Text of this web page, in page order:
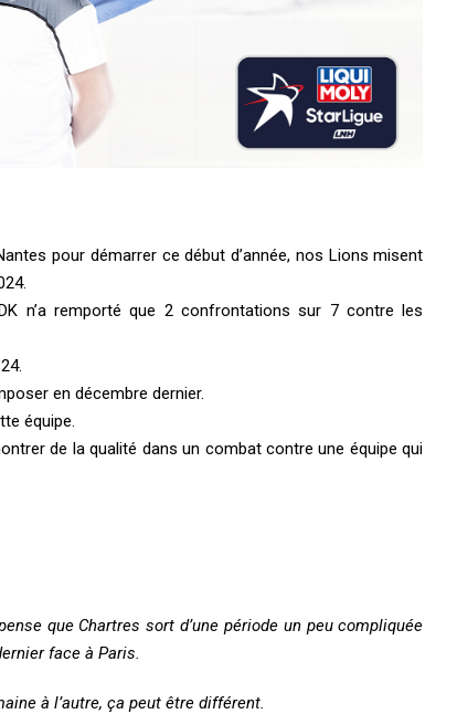
pour démarrer ce début d’année, nos Lions misent
n’a remporté que 2 confrontations sur 7 contre les
en décembre dernier.
équipe.
de la qualité dans un combat contre une équipe qui
que Chartres sort d’une période un peu compliquée
face à Paris.
à l’autre, ça peut être différent.